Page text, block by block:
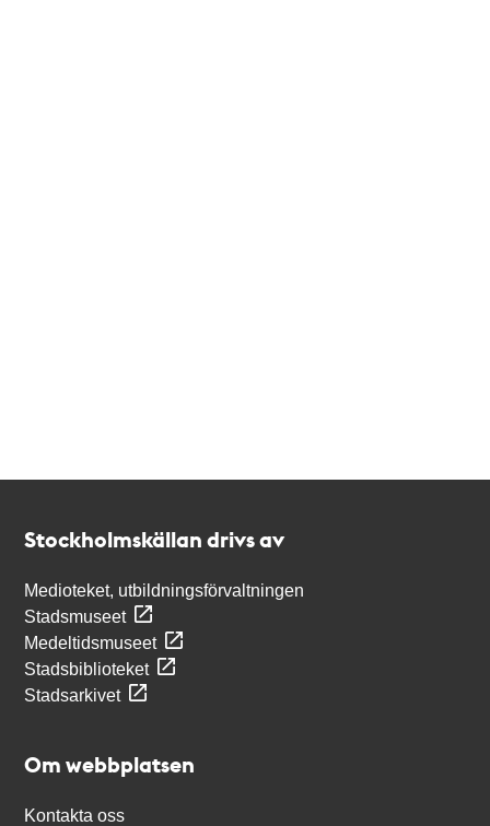
Stockholmskällan drivs av
Medioteket, utbildningsförvaltningen
Stadsmuseet
Medeltidsmuseet
Stadsbiblioteket
Stadsarkivet
Om webbplatsen
Kontakta oss